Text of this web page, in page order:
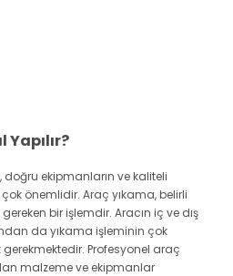
Yapılır?
ekipmanların ve kaliteli
önemlidir. Araç yıkama, belirli
bir işlemdir. Aracın iç ve dış
da yıkama işleminin çok
Profesyonel araç
malzeme ve ekipmanlar